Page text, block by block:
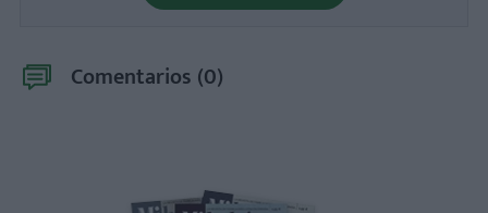
Comentarios (0)